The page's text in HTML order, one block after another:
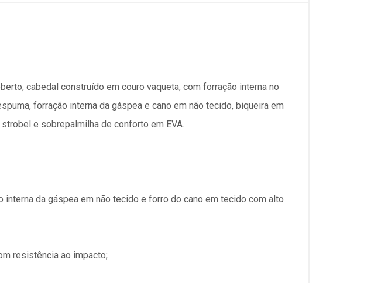
cabedal construído em couro vaqueta, com forração interna no
forração interna da gáspea e cano em não tecido, biqueira em
e sobrepalmilha de conforto em EVA.
da gáspea em não tecido e forro do cano em tecido com alto
resistência ao impacto;